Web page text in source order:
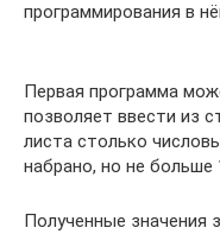
программирования в
Первая программа
позволяет ввести из
листа столько
набрано, но не больше
Полученные значения